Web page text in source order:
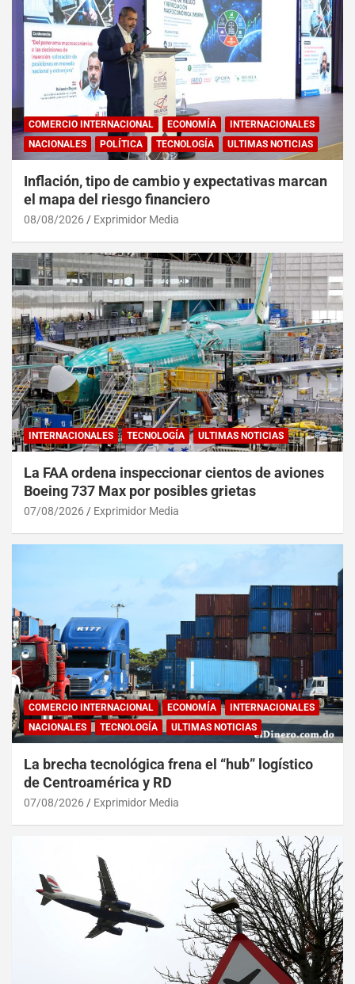
COMERCIO INTERNACIONAL ECONOMÍA
INTERNACIONALES
NACIONALES
POLÍTICA TECNOLOGÍA ULTIMAS NOTICIAS
Inflación, tipo de cambio y expectativas marcan
el mapa del riesgo financiero
08/08/2026 Exprimidor Media
INTERNACIONALES TECNOLOGÍA ULTIMAS NOTICIAS
La FAA ordena inspeccionar cientos de aviones
Boeing 737 Max por posibles grietas
07/08/2026 Exprimidor Media
COMERCIO INTERNACIONAL ECONOMÍA
INTERNACIONALES
NACIONALES
TECNOLOGÍA ULTIMAS NOTICIAS
La brecha tecnológica frena el “hub” logístico
de Centroamérica y RD
07/08/2026 Exprimidor Media